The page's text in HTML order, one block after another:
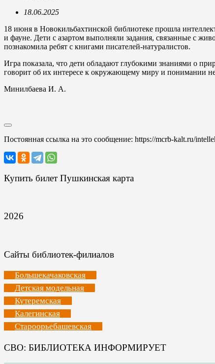
18.06.2025
18 июня в Новокильбахтинской библиотеке прошла
и фауне. Дети с азартом выполняли задания, связанные с
познакомила ребят с книгами писателей-натуралистов.
Игра показала, что дети обладают глубокими знаниями о
говорит об их интересе к окружающему миру и понимании
Минилбаева И. А.
Постоянная ссылка на это сообщение: https://mcrb-kalt.ru/
Купить билет Пушкинская карта
2026
Сайты библиотек-филиалов
Большекачаковская
Детская модельная
Кутеремская
Калегинская
Староорьебашевская
СВО: БИБЛИОТЕКА ИНФОРМИРУЕТ